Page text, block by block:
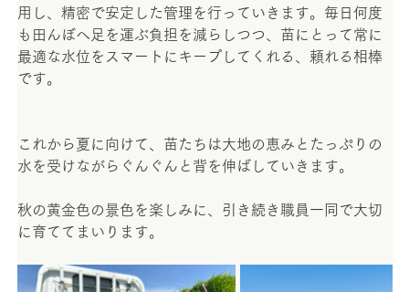
用し、精密で安定した管理を行っていきます。毎日何度
も田んぼへ足を運ぶ負担を減らしつつ、苗にとって常に
最適な水位をスマートにキープしてくれる、頼れる相棒
です。
これから夏に向けて、苗たちは大地の恵みとたっぷりの
水を受けながらぐんぐんと背を伸ばしていきます。
秋の黄金色の景色を楽しみに、引き続き職員一同で大切
に育ててまいります。